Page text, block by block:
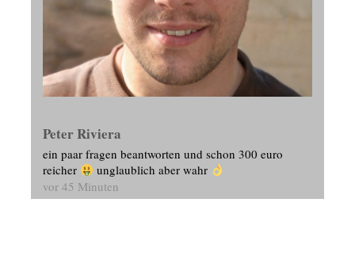
Peter Riviera
ein paar fragen beantworten und schon 300 euro
reicher
unglaublich aber wahr
vor 45 Minuten